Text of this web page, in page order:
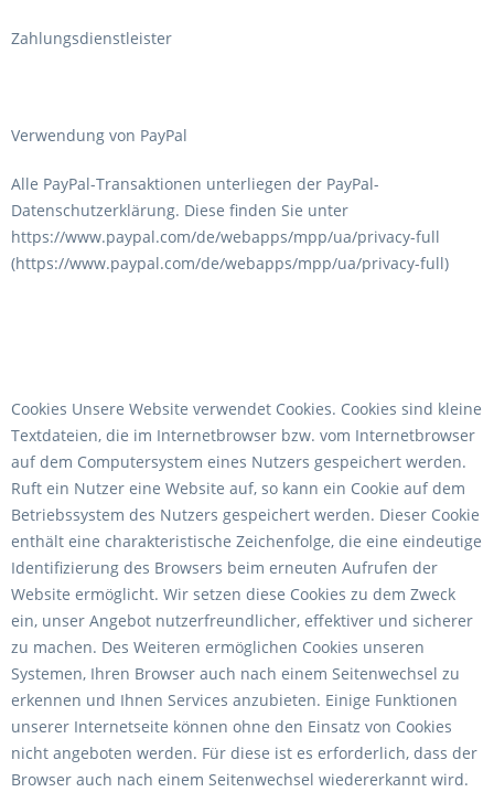
Zahlungsdienstleister
Verwendung von PayPal
Alle PayPal-Transaktionen unterliegen der PayPal-
Datenschutzerklärung. Diese finden Sie unter
https://www.paypal.com/de/webapps/mpp/ua/privacy-full
(https://www.paypal.com/de/webapps/mpp/ua/privacy-full)
Cookies Unsere Website verwendet Cookies. Cookies sind kleine
Textdateien, die im Internetbrowser bzw. vom Internetbrowser
auf dem Computersystem eines Nutzers gespeichert werden.
Ruft ein Nutzer eine Website auf, so kann ein Cookie auf dem
Betriebssystem des Nutzers gespeichert werden. Dieser Cookie
enthält eine charakteristische Zeichenfolge, die eine eindeutige
Identifizierung des Browsers beim erneuten Aufrufen der
Website ermöglicht. Wir setzen diese Cookies zu dem Zweck
ein, unser Angebot nutzerfreundlicher, effektiver und sicherer
zu machen. Des Weiteren ermöglichen Cookies unseren
Systemen, Ihren Browser auch nach einem Seitenwechsel zu
erkennen und Ihnen Services anzubieten. Einige Funktionen
unserer Internetseite können ohne den Einsatz von Cookies
nicht angeboten werden. Für diese ist es erforderlich, dass der
Browser auch nach einem Seitenwechsel wiedererkannt wird.